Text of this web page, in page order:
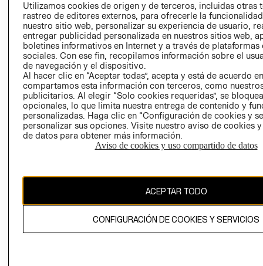
COOKIES
LIBRO DE
Ecuador ($)
CAMBIAR REGIÓN
El contenido de esta página web está protegido por copyright y es
Utilizamos cookies de origen y de terceros, incluidas otras
rastreo de editores externos, para ofrecerle la
nuestro sitio web, personalizar su experiencia de usuario,
entregar publicidad personalizada en nuestros sitios web,
boletines informativos en Internet y a través de plataformas
sociales. Con ese fin, recopilamos información sobre el
de navegación y el dispositivo.
Al hacer clic en “Aceptar todas”, acepta y está de acuerdo
compartamos esta información con terceros, como
publicitarios. Al elegir “Solo cookies requeridas”, se
opcionales, lo que limita nuestra entrega de contenido y
personalizadas. Haga clic en “Configuración de cookies y
personalizar sus opciones. Visite nuestro aviso de cookies
de datos para obtener más información.
Aviso de cookies y uso compartido de datos
ACEPTAR TODO
CONFIGURACIÓN DE COOKIES Y SERVICIOS